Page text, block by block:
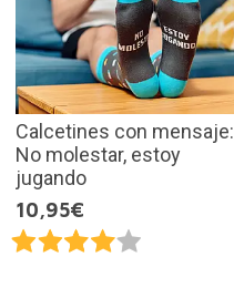
Calcetines con mensaje:
No molestar, estoy
jugando
10,95€